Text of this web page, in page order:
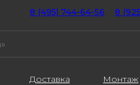
8 (495) 744-64-56 8
Доставка Монтаж